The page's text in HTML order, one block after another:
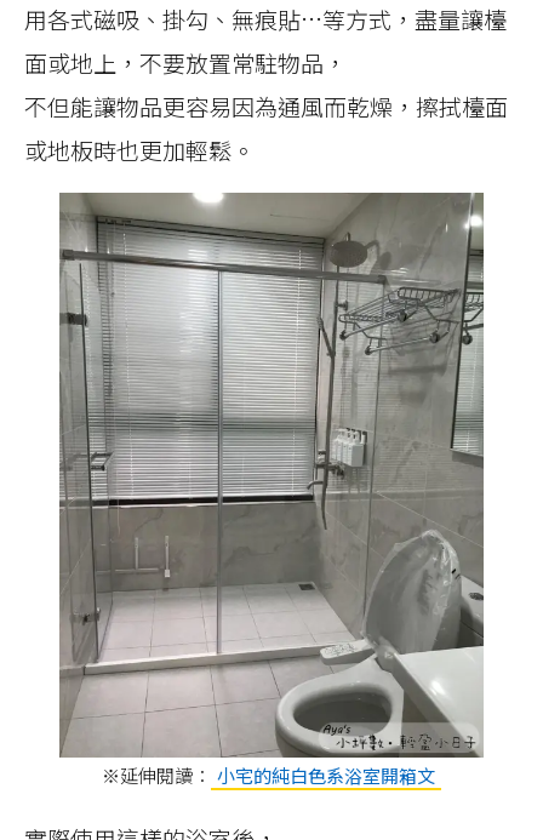
用各式磁吸、掛勾、無痕貼…等方式，盡量讓檯
面或地上，不要放置常駐物品，
不但能讓物品更容易因為通風而乾燥，擦拭檯面
或地板時也更加輕鬆。
※延伸閱讀： 小宅的純白色系浴室開箱文